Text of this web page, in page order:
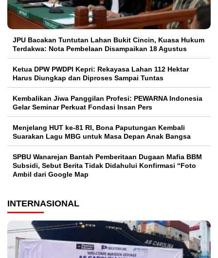
JPU Bacakan Tuntutan Lahan Bukit Cincin, Kuasa Hukum
Terdakwa: Nota Pembelaan Disampaikan 18 Agustus
Ketua DPW PWDPI Kepri: Rekayasa Lahan 112 Hektar
Harus Diungkap dan Diproses Sampai Tuntas
Kembalikan Jiwa Panggilan Profesi: PEWARNA Indonesia
Gelar Seminar Perkuat Fondasi Insan Pers
Menjelang HUT ke-81 RI, Bona Paputungan Kembali
Suarakan Lagu MBG untuk Masa Depan Anak Bangsa
SPBU Wanarejan Bantah Pemberitaan Dugaan Mafia BBM
Subsidi, Sebut Berita Tidak Didahului Konfirmasi “Foto
Ambil dari Google Map
INTERNASIONAL